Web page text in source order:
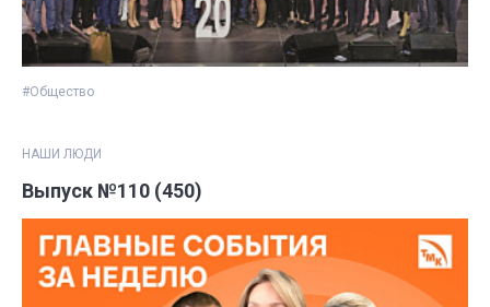
#Общество
НАШИ ЛЮДИ
Выпуск №110 (450)